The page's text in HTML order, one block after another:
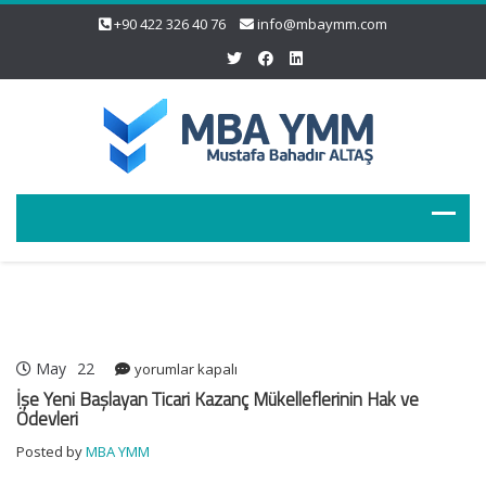
+90 422 326 40 76 info@mbaymm.com
May 22
İşe
Yeni
Kazanç
yorumlar kapalı
İşe Yeni Başlayan Ticari Kazanç Mükelleflerinin Hak ve
Ödevleri
Posted byMBA YMM